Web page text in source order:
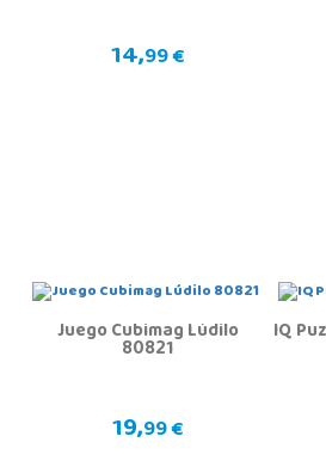
14,99 €
Juego Cubimag Lúdilo
80821
19,99 €
IQ